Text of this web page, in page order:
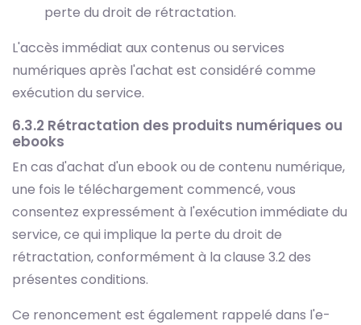
perte du droit de rétractation.
L'accès immédiat aux contenus ou services
numériques après l'achat est considéré comme
exécution du service.
6.3.2 Rétractation des produits numériques ou
ebooks
En cas d'achat d'un ebook ou de contenu numérique,
une fois le téléchargement commencé, vous
consentez expressément à l'exécution immédiate du
service, ce qui implique la perte du droit de
rétractation, conformément à la clause 3.2 des
présentes conditions.
Ce renoncement est également rappelé dans l'e-